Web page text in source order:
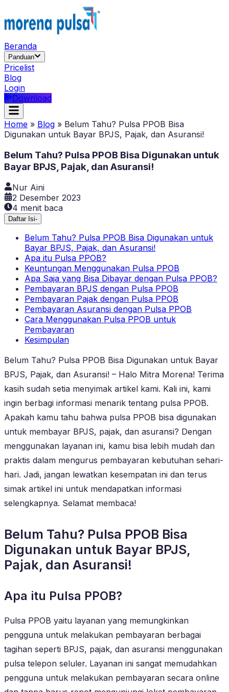
Beranda
Panduan
Pricelist
Blog
Login
Download
Home » Blog » Belum Tahu? Pulsa PPOB Bisa
Digunakan untuk Bayar BPJS, Pajak, dan Asuransi!
Belum Tahu? Pulsa PPOB Bisa Digunakan untuk
Bayar BPJS, Pajak, dan Asuransi!
Nur Aini
2 Desember 2023
4 menit baca
Daftar Isi-
Belum Tahu? Pulsa PPOB Bisa Digunakan untuk
Bayar BPJS, Pajak, dan Asuransi!
Apa itu Pulsa PPOB?
Keuntungan Menggunakan Pulsa PPOB
Apa Saja yang Bisa Dibayar dengan Pulsa PPOB?
Pembayaran BPJS dengan Pulsa PPOB
Pembayaran Pajak dengan Pulsa PPOB
Pembayaran Asuransi dengan Pulsa PPOB
Cara Menggunakan Pulsa PPOB untuk
Pembayaran
Kesimpulan
Belum Tahu? Pulsa PPOB Bisa Digunakan untuk Bayar
BPJS, Pajak, dan Asuransi! – Halo Mitra Morena! Terima
kasih sudah setia menyimak artikel kami. Kali ini, kami
ingin berbagi informasi menarik tentang pulsa PPOB.
Apakah kamu tahu bahwa pulsa PPOB bisa digunakan
untuk membayar BPJS, pajak, dan asuransi? Dengan
menggunakan layanan ini, kamu bisa lebih mudah dan
praktis dalam mengurus pembayaran kebutuhan sehari-
hari. Jadi, jangan lewatkan kesempatan ini dan terus
simak artikel ini untuk mendapatkan informasi
selengkapnya. Selamat membaca!
Belum Tahu? Pulsa PPOB Bisa
Digunakan untuk Bayar BPJS,
Pajak, dan Asuransi!
Apa itu Pulsa PPOB?
Pulsa PPOB yaitu layanan yang memungkinkan
pengguna untuk melakukan pembayaran berbagai
tagihan seperti BPJS, pajak, dan asuransi menggunakan
pulsa telepon seluler. Layanan ini sangat memudahkan
pengguna untuk melakukan pembayaran secara online